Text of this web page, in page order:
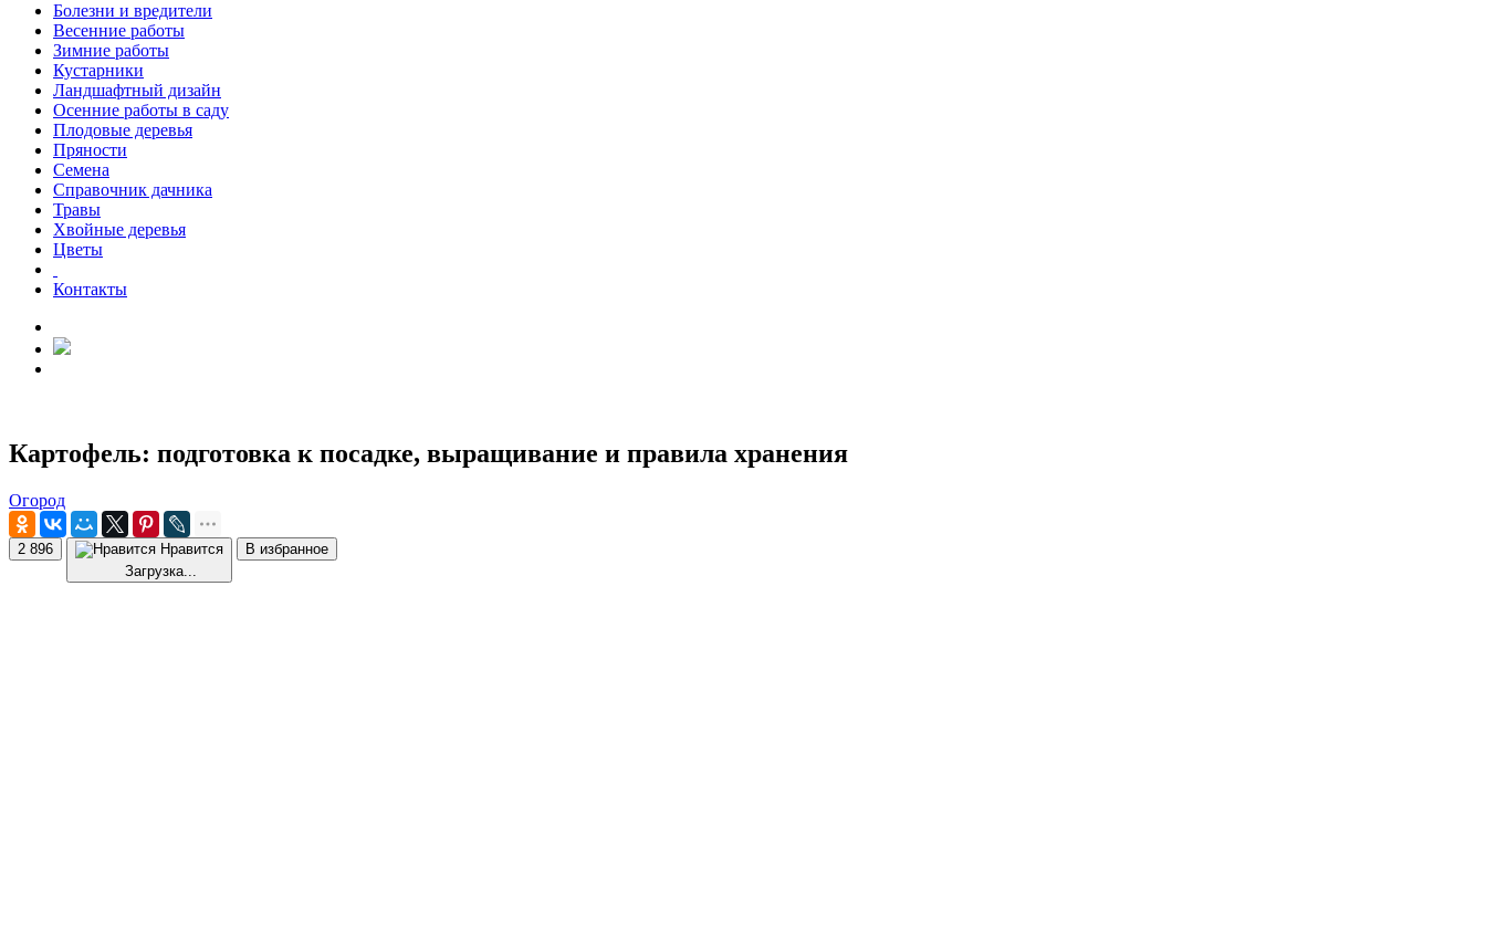
Болезни и вредители
Весенние работы
Зимние работы
Кустарники
Ландшафтный дизайн
Осенние работы в саду
Плодовые деревья
Пряности
Семена
Справочник дачника
Травы
Хвойные деревья
Цветы
Контакты
Картофель: подготовка к посадке, выращивание и правила хранения
Огород
2 896
Нравится
Загрузка...
В избранное